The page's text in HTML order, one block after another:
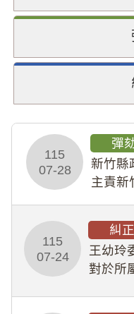
115
07-28
彈
新竹縣
主責新
幣
贈；復
於停工
115
07-24
糾
王幼玲
對於所